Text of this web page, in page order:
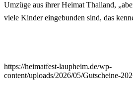
Umzüge aus ihrer Heimat Thailand,
viele Kinder eingebunden sind, das
https://heimatfest-laupheim.de/wp-
content/uploads/2026/05/Gutscheine-